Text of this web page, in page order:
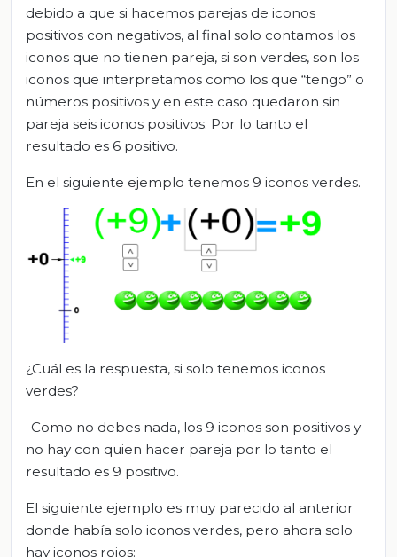
debido a que si hacemos parejas de iconos
positivos con negativos, al final solo contamos los
iconos que no tienen pareja, si son verdes, son los
iconos que interpretamos como los que “tengo” o
números positivos y en este caso quedaron sin
pareja seis iconos positivos. Por lo tanto el
resultado es 6 positivo.
En el siguiente ejemplo tenemos 9 iconos verdes.
¿Cuál es la respuesta, si solo tenemos iconos
verdes?
-Como no debes nada, los 9 iconos son positivos y
no hay con quien hacer pareja por lo tanto el
resultado es 9 positivo.
El siguiente ejemplo es muy parecido al anterior
donde había solo iconos verdes, pero ahora solo
hay iconos rojos: